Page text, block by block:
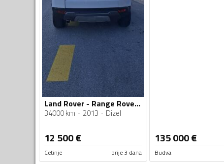
Land Rover - Range Rover - 2200
34000 km 2013 Dizel
12 500€
Cetinje prije 3 dana
135 000€
Budva